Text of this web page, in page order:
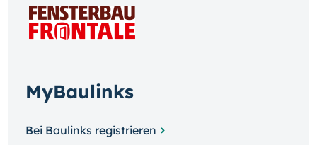
MyBaulinks
Bei Baulinks registrieren